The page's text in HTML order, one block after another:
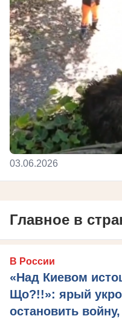
03.06.2026
Главное в
В России
«Над Киевом
Що?!!»: ярый
остановить